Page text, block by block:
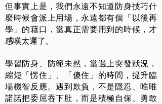
但事實上是，我們永遠不知道防身技巧什
麼時候會派上用場，永遠都有個「以後再
學」的藉口，當真正需要用到的時候，才
感嘆太遲了。
學習防身、防範未然，當遇上突發狀況，
縮短「愣住」、「傻住」的時間，提升臨
場機智反應。遇到欺負，不是隱忍、唯唯
諾諾把委屈吞下肚，而是積極自保、勇敢